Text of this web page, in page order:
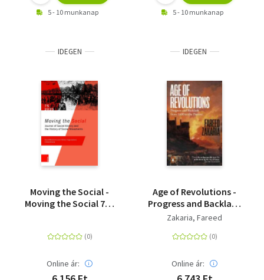
5 - 10 munkanap 5 - 10 munkanap
IDEGEN
Moving the Social -
Moving the Social 75 -
Online ár:
IDEGEN
Age of Revolutions -
Progress and Backlash
from 1600 to the
Zakaria, Fareed
Online ár: